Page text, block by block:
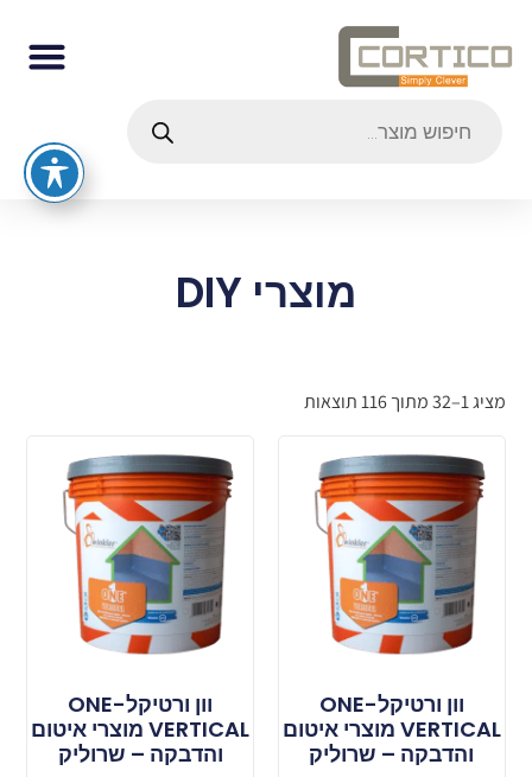
מוצרי DIY
מציג 1–32 מתוך 116 תוצאות
וון ורטיקל-ONE
VERTICAL מוצרי איטום
והדבקה – שרוליק
וון ורטיקל-ONE
VERTICAL מוצרי איטום
והדבקה – שרוליק